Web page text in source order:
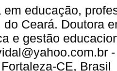
em educação,
do Ceará. Doutora
e gestão
CE, Brasil